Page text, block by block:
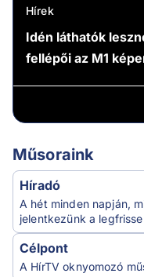
Hírek
Idén láthatók
fellépői az M1
Műsoraink
Híradó
A hét minden napján,
jelentkezünk a
Célpont
A HírTV oknyomozó